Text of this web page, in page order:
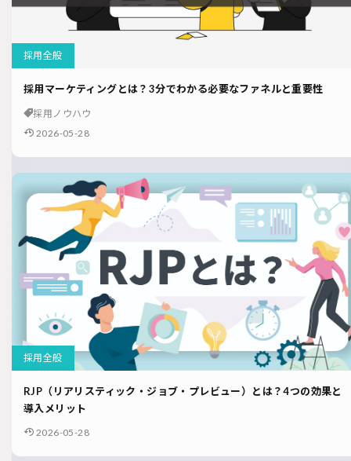
採用全般
採用マーケティングとは？3分でわかる必要なファネルと重要性
採用ノウハウ
2026-05-28
採用全般
RJP（リアリスティック・ジョブ・プレビュー）とは？4つの効果と
導入メリット
2026-05-28